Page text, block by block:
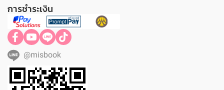
การชำระเงิน
@misbook